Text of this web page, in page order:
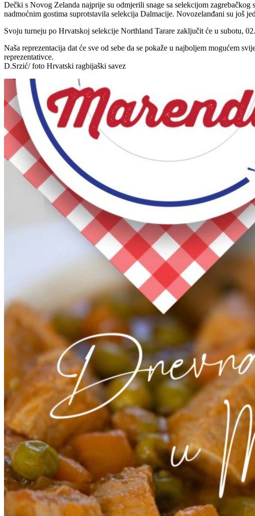
Dečki s Novog Zelanda najprije su odmjerili snage sa selekcijom
nadmoćnim gostima suprotstavila selekcija Dalmacije. Novozelanđani su još
Svoju turneju po Hrvatskoj selekcije Northland Tarare zaključit će u subotu,
Naša reprezentacija dat će sve od sebe da se pokaže u najboljem mogućem
reprezentativce.
D.Srzić/ foto Hrvatski ragbijaški savez